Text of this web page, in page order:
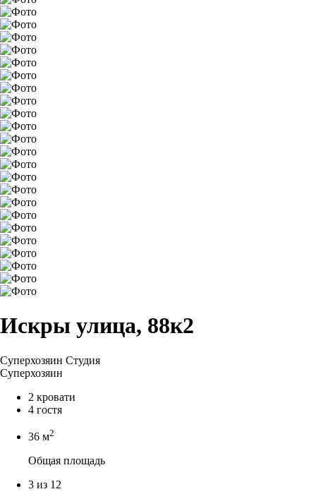
Искры улица, 88к2
Суперхозяин Студия
Суперхозяин
2 кровати
4 гостя
36 м2
Общая площадь
3 из 12